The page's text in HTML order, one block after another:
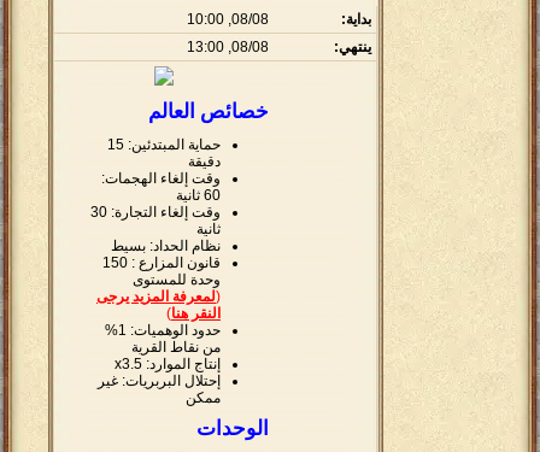
بداية:
08/08, 10:00
ينتهي:
08/08, 13:00
خصائص العالم
حماية المبتدئين: 15
دقيقة
وقت إلغاء الهجمات:
60 ثانية
وقت إلغاء التجارة: 30
ثانية
نظام الحداد: بسيط
قانون المزارع : 150
وحدة للمستوى
(لمعرفة المزيد يرجى
النقر هنا)
حدود الوهميات: 1%
من نقاط القرية
إنتاج الموارد: x3.5
إحتلال البربريات: غير
ممكن
الوحدات